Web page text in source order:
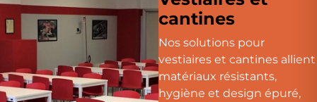
cantines
Nos solutions pour
vestiaires et cantines allient
matériaux résistants,
hygiène et design épuré,